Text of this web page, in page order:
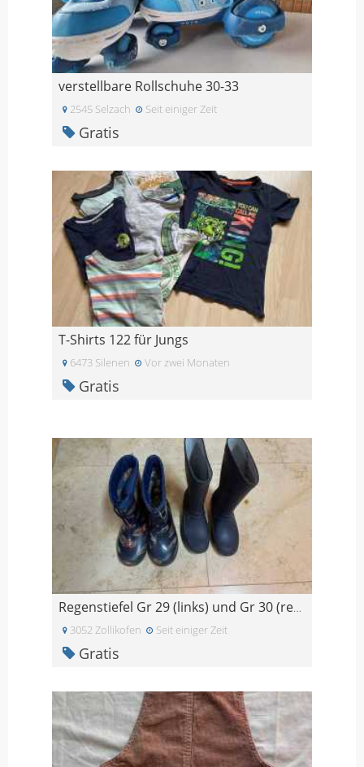
verstellbare Rollschuhe 30-33
2545 Selzach Seit einiger Zeit
Gratis
T-Shirts 122 für Jungs
6473 Silenen Vor zwei Monaten
Gratis
Regenstiefel Gr 29 (links) und Gr 30 (rechts)
3052 Zollikofen Seit einiger Zeit
Gratis